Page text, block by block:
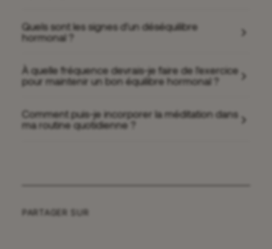
Quels sont les signes d'un déséquilibre
hormonal ?
À quelle fréquence devrais-je faire de l'exercice
pour maintenir un bon équilibre hormonal ?
Comment puis-je incorporer la méditation dans
ma routine quotidienne ?
PARTAGER SUR